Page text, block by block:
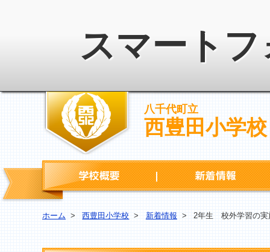
スマート
八千代町立
西豊田小学校
学校概要
ホーム > 西豊田小学校 > 新着情報 > 2年生 校外学習の実